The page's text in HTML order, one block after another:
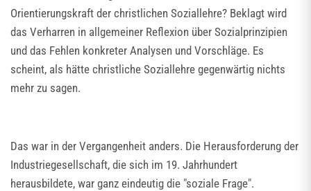
Orientierungskraft der christlichen Soziallehre? Beklagt wird
das Verharren in allgemeiner Reflexion über Sozialprinzipien
und das Fehlen konkreter Analysen und Vorschläge. Es
scheint, als hätte christliche Soziallehre gegenwärtig nichts
mehr zu sagen.
Das war in der Vergangenheit anders. Die Herausforderung der
Industriegesellschaft, die sich im 19. Jahrhundert
herausbildete, war ganz eindeutig die "soziale Frage".